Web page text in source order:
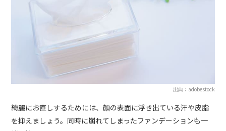
出典：adobestock
綺麗にお直しするためには、顔の表面に浮き出ている汗や皮脂
を抑えましょう。同時に崩れてしまったファンデーションも一